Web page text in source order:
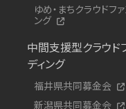
ゆめ・まちクラウドフ
ング
中間支援型クラウド
ディング
福井県共同募金会
新潟県共同募金会